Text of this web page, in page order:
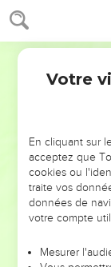
Exode 14
Egyptiens, et le
Il ôta les roues
pesamment.
Israélites, car
Et l'Eternel dit
eaux
leurs gens de
Moïse donc
impétuosité
s'enfuyant
l'Eternel jeta les
gens de cheval
Votre
En cliquant sur
acceptez que
cookies ou
traite vos
données de
votre compte
Mesurer